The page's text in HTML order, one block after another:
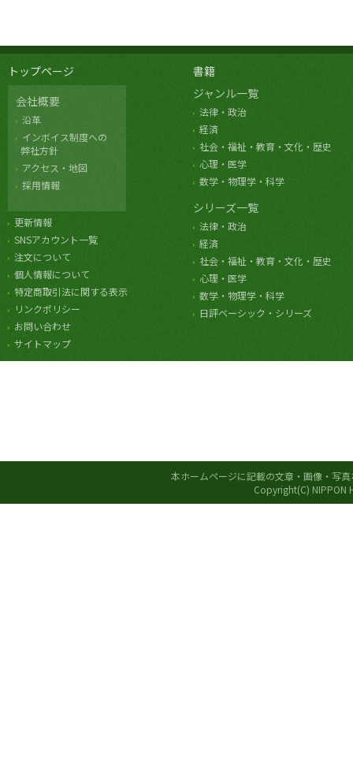
トップページ
会社概要
沿革
インボイス制度への
弊社方針
アクセス・地図
採用情報
更新情報
SNSアカウント一覧
注文について
個人情報について
特定商取引法に関する表示
リンクポリシー
お問い合わせ
サイトマップ
書籍
ジャンル一覧
法律・政治
経済
社会・福祉・教育・文化・歴史
心理・医学
数学・物理学・科学
シリーズ一覧
法律・政治
経済
社会・福祉・教育・文化・歴史
心理・医学
数学・物理学・科学
日評ベーシック・シリーズ
本ホームページに記載の文章・画像・写
Copyright(C) NIPPON